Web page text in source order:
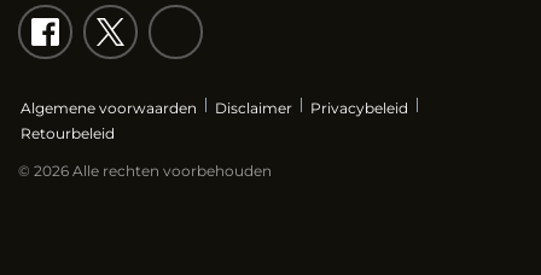
Algemene voorwaarden Disclaimer
Privacybeleid
Retourbeleid
© 2026 Alle rechten voorbehouden